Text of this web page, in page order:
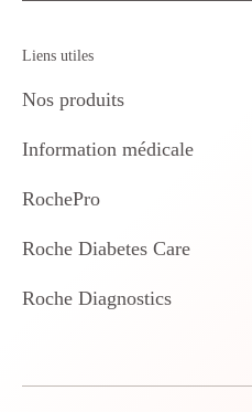
Liens utiles
Nos produits
Information médicale
RochePro
Roche Diabetes Care
Roche Diagnostics